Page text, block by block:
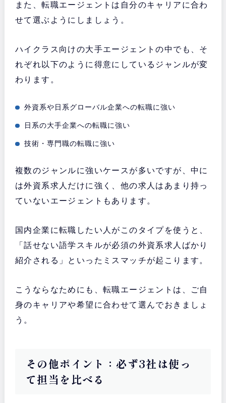
また、転職エージェントは自分のキャリアに合わ
せて選ぶようにしましょう。
ハイクラス向けの大手エージェントの中でも、そ
れぞれ以下のように得意にしているジャンルが変
わります。
外資系や日系グローバル企業への転職に強い
日系の大手企業への転職に強い
技術・専門職の転職に強い
複数のジャンルに強いケースが多いですが、中に
は外資系求人だけに強く、他の求人はあまり持っ
ていないエージェントもあります。
国内企業に転職したい人がこのタイプを使うと、
「話せない語学スキルが必須の外資系求人ばかり
紹介される」といったミスマッチが起こります。
こうならなためにも、転職エージェントは、ご自
身のキャリアや希望に合わせて選んでおきましょ
う。
その他ポイント：必ず3社は使っ
て担当を比べる